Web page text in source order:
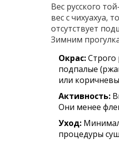
Вес русского
вес с чихуахуа,
отсутствует
Зимним
Окрас:
подпалые
или
Активность:
Они менее
Уход:
процедуры